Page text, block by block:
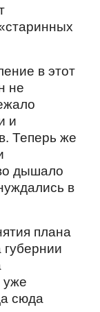
в этот
не
и
Теперь же
дышало
в
плана
губернии
уже
сюда